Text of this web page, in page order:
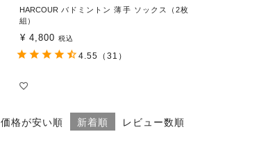
HARCOUR バドミントン 薄手 ソックス（2枚
組）
¥ 4,800 税込
4.55 （31）
価格が安い順 新着順 レビュー数順